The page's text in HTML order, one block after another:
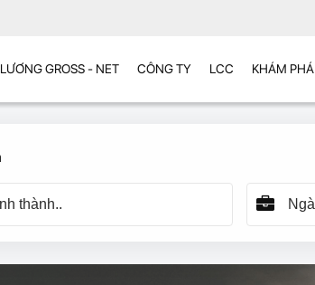
GROSS - NET CÔNG TY LCC KHÁM PHÁ